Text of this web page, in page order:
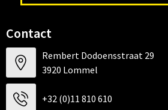
Contact
Rembert Dodoensstraat 29
3920 Lommel
+32 (0)11 810 610